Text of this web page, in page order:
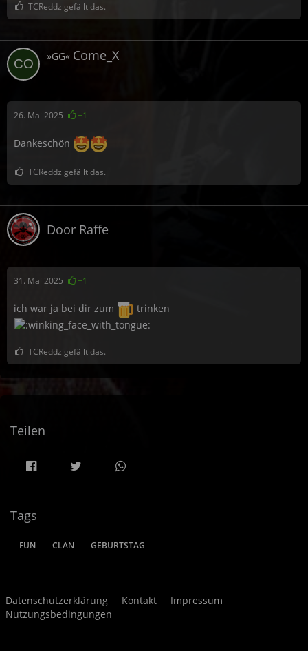
TCReddz gefällt das.
»GG« Come_X
26. Mai 2025 +1
Dankeschön
TCReddz gefällt das.
Door Raffe
31. Mai 2025 +1
ich war ja bei dir zum trinken
TCReddz gefällt das.
Teilen
Tags
FUN CLAN GEBURTSTAG
Datenschutzerklärung Kontakt
Impressum
Nutzungsbedingungen